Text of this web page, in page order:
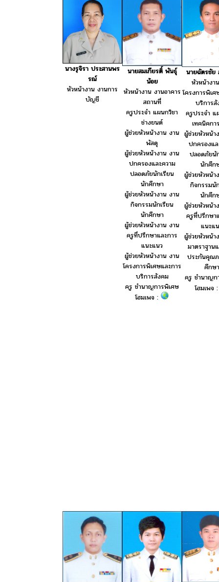
นางรุจิรา ประสานพร
รณ์
หัวหน้างาน งานการ
บัญชี
นายสมเกียรติ์ พันธุ์
น้อย
หัวหน้างาน งานอาคาร
สถานที่
ครูประจำ แผนกวิชา
ช่างยนต์
ผู้ช่วยหัวหน้างาน งาน
พัสดุ
ผู้ช่วยหัวหน้างาน งาน
ปกครองและความ
ปลอดภัยนักเรียน
นักศึกษา
ผู้ช่วยหัวหน้างาน งาน
กิจกรรมนักเรียน
นักศึกษา
ผู้ช่วยหัวหน้างาน งาน
ครูที่ปรึกษาและการ
แนะแนว
ผู้ช่วยหัวหน้างาน งาน
โครงการพิเศษและการ
บริการสังคม
ครู ชำนาญการพิเศษ
โฮมเพจ :
นายฉัตรชัย
หัวหน้างา
โครงการพิเศ
บริการ
ครูประจำ แ
เทคนิคกา
ผู้ช่วยหัวหน้า
ปกครองแ
ปลอดภัยนั
นักศึก
ผู้ช่วยหัวหน้า
กิจกรรมนั
นักศึก
ผู้ช่วยหัวหน้า
ครูที่ปรึกษา
แนะแ
ผู้ช่วยหัวหน้า
มาตราฐาน
ประกันคุณ
ศึกษา
ครู ชำนาญก
โฮมเพจ